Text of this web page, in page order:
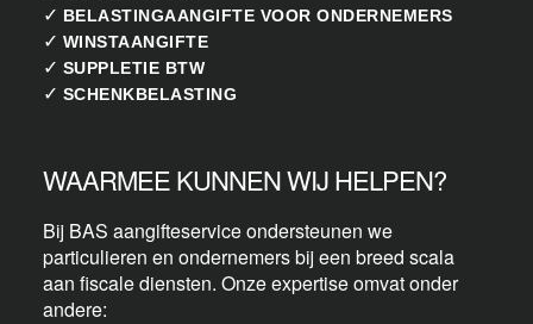
✓ BELASTINGAANGIFTE VOOR ONDERNEMERS
✓ WINSTAANGIFTE
✓ SUPPLETIE BTW
✓ SCHENKBELASTING
WAARMEE KUNNEN WIJ HELPEN?
Bij BAS aangifteservice ondersteunen we
particulieren en ondernemers bij een breed scala
aan fiscale diensten. Onze expertise omvat onder
andere: